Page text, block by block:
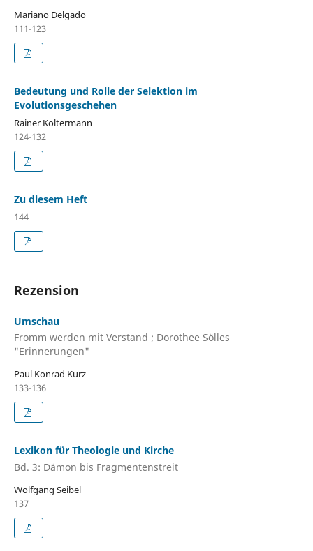
Mariano Delgado
111-123
Bedeutung und Rolle der Selektion im
Evolutionsgeschehen
Rainer Koltermann
124-132
Zu diesem Heft
144
Rezension
Umschau
Fromm werden mit Verstand ; Dorothee Sölles
"Erinnerungen"
Paul Konrad Kurz
133-136
Lexikon für Theologie und Kirche
Bd. 3: Dämon bis Fragmentenstreit
Wolfgang Seibel
137